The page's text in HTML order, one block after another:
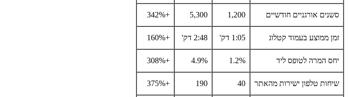
סשנים אורגניים חודשיים 1,200
5,300
+342%
זמן ממוצע בעמוד קטלוג 1:05 דק' 2:48 דק' +160%
יחס המרה לטופס ליד 1.2%
4.9%
+308%
שיחות טלפון ישירות מהאתר 40
190
+375%